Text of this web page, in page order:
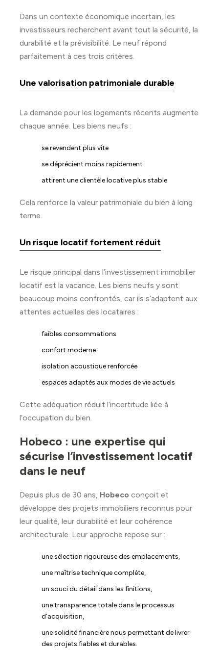
Dans un contexte économique incertain, les
investisseurs recherchent avant tout la sécurité, la
durabilité et la prévisibilité. Le neuf répond
parfaitement à ces trois critères.
Une valorisation patrimoniale durable
La demande pour les logements récents augmente
chaque année. Les biens neufs :
se revendent plus vite
se déprécient moins rapidement
attirent une clientèle locative plus stable
Cela renforce la valeur patrimoniale du bien à long
terme.
Un risque locatif fortement réduit
Le risque principal dans l’investissement immobilier
locatif est la vacance. Les biens neufs y sont
beaucoup moins confrontés, car ils s’adaptent aux
attentes actuelles des locataires :
faibles consommations
confort moderne
isolation acoustique renforcée
espaces adaptés aux modes de vie actuels
Cette adéquation réduit l’incertitude liée à
l’occupation du bien.
Hobeco : une expertise qui
sécurise l’investissement locatif
dans le neuf
Depuis plus de 30 ans, Hobeco conçoit et
développe des projets immobiliers reconnus pour
leur qualité, leur durabilité et leur cohérence
architecturale. Leur approche repose sur :
une sélection rigoureuse des emplacements,
une maîtrise technique complète,
un souci du détail dans les finitions,
une transparence totale dans le processus
d’acquisition,
une solidité financière nous permettant de livrer
des projets fiables et durables.